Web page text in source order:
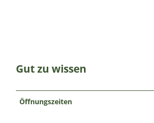
Gut zu wissen
Öffnungszeiten